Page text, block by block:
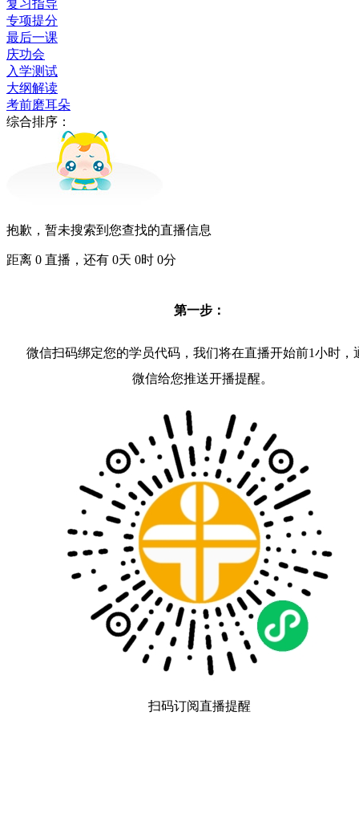
复习指导
专项提分
最后一课
庆功会
入学测试
大纲解读
考前磨耳朵
综合排序：
抱歉，暂未搜索到您查找的直播信息
距离 0 直播，还有 0天 0时 0分
第一步：
微信扫码绑定您的学员代码，我们将在直播开始前1小时，
微信给您推送开播提醒。
扫码订阅直播提醒